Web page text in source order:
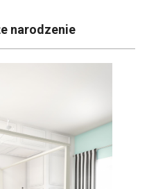
narodzenie